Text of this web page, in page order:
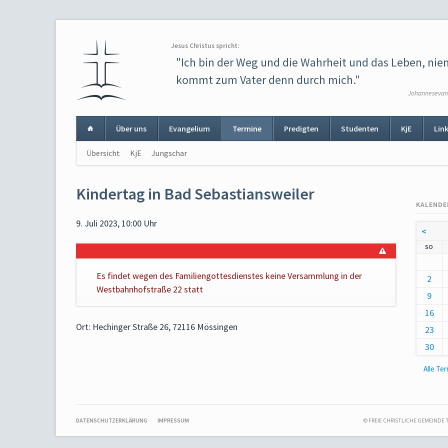
Jesus Christus spricht:
"Ich bin der Weg und die Wahrheit und das Leben,
kommt zum Vater denn durch mich."
Über uns Evangelium Termine Predigten Studenten KjE
Navigation
überspringen
Übersicht KjE Jungschar
Kindertag in Bad Sebastiansweiler
9. Juli 2023, 10:00 Uhr
Es findet wegen des Familiengottesdienstes keine Versammlung in der
Westbahnhofstraße 22 statt
Ort: Hechinger Straße 26, 72116 Mössingen
<
SO
2
9
16
23
30
Alle
NAVIGATION
DATENSCHUTZERKLÄRUNG IMPRESSUM © FREIE CHRISTLICHE GEMEINDE